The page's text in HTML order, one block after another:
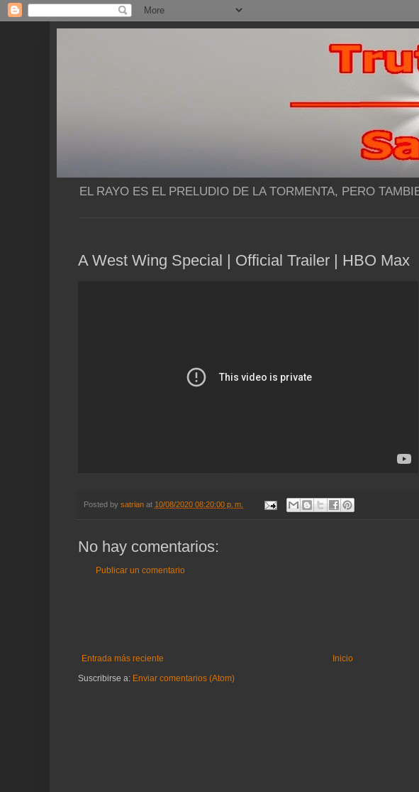
EL RAYO ES EL PRELUDIO DE LA TORMENTA, PERO
A West Wing Special | Official Trailer | HBO Max
Posted by satrian at 10/08/2020 08:20:00 p. m.
No hay comentarios:
Publicar un comentario
Entrada más reciente
Inicio
Suscribirse a: Enviar comentarios (Atom)